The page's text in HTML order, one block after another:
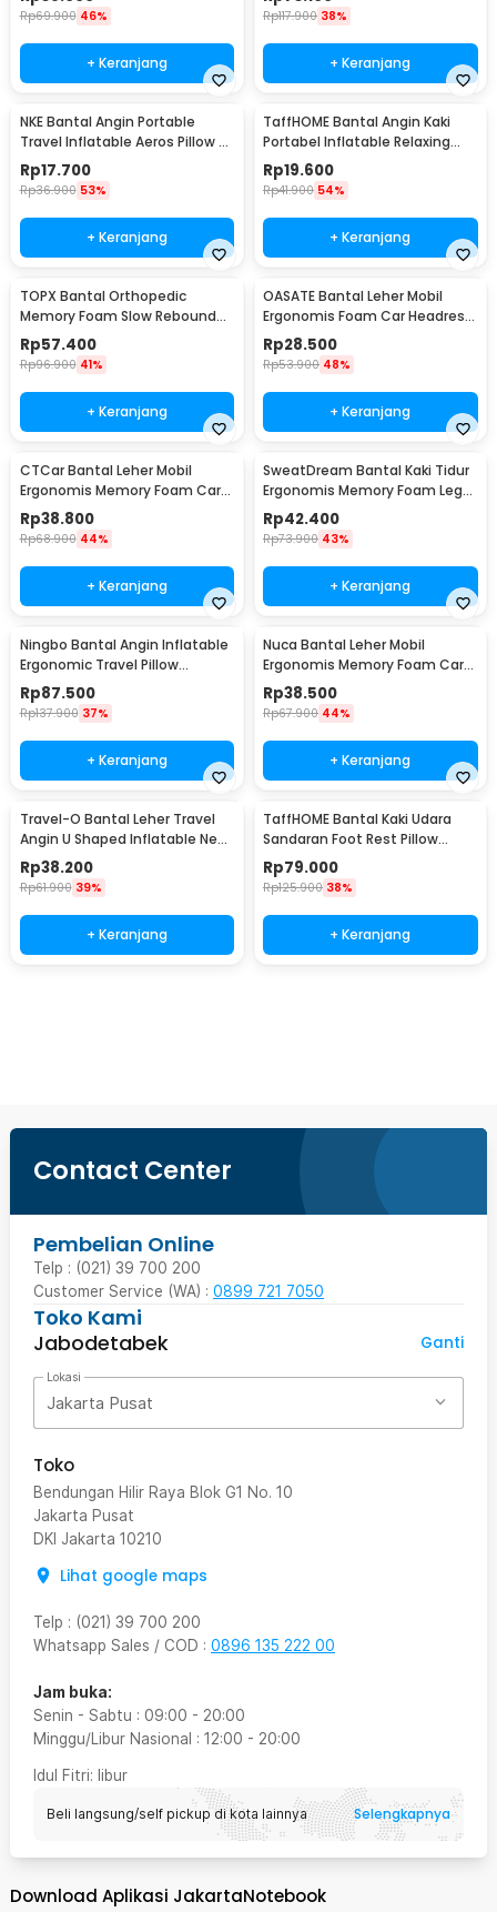
Rp69.900 46%
+ Keranjang
Rp117.900 38%
+ Keranjang
NKE Bantal Angin Portable
Travel Inflatable Aeros Pillow -
F8057
Rp17.700
Rp36.900 53%
+ Keranjang
TaffHOME Bantal Angin Kaki
Portabel Inflatable Relaxing
Feet Pillow - IAF-05
Rp19.600
Rp41.900 54%
+ Keranjang
TOPX Bantal Orthopedic
Memory Foam Slow Rebound
Pillow 48.5x28.5cm - TC100
Rp57.400
Rp96.900 41%
+ Keranjang
OASATE Bantal Leher Mobil
Ergonomis Foam Car Headrest
Pillow - M5
Rp28.500
Rp53.900 48%
+ Keranjang
CTCar Bantal Leher Mobil
Ergonomis Memory Foam Car
Headrest Pillow - CT5
Rp38.800
Rp68.900 44%
+ Keranjang
SweatDream Bantal Kaki Tidur
Ergonomis Memory Foam Leg
Sleeping Pillow - ZT-09
Rp42.400
Rp73.900 43%
+ Keranjang
Ningbo Bantal Angin Inflatable
Ergonomic Travel Pillow
Support - NT10
Rp87.500
Rp137.900 37%
+ Keranjang
Nuca Bantal Leher Mobil
Ergonomis Memory Foam Car
Headrest Pillow - NC33
Rp38.500
Rp67.900 44%
+ Keranjang
Travel-O Bantal Leher Travel
Angin U Shaped Inflatable Neck
Pillow - RH30
Rp38.200
Rp61.900 39%
+ Keranjang
TaffHOME Bantal Kaki Udara
Sandaran Foot Rest Pillow
Inflatable - BAT24
Rp79.000
Rp125.900 38%
+ Keranjang
Contact Center
Pembelian Online
Telp : (021) 39 700 200
Customer Service (WA) : 0899 721 7050
Toko Kami
Jabodetabek
Ganti
Lokasi
Jakarta Pusat
Toko
Bendungan Hilir Raya Blok G1 No. 10
Jakarta Pusat
DKI Jakarta 10210
Lihat google maps
Telp : (021) 39 700 200
Whatsapp Sales / COD : 0896 135 222 00
Jam buka:
Senin - Sabtu : 09:00 - 20:00
Minggu/Libur Nasional : 12:00 - 20:00
Idul Fitri: libur
Beli langsung/self pickup di kota lainnya Selengkapnya
Download Aplikasi JakartaNotebook